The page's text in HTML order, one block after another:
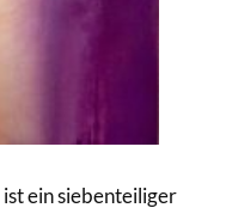
ein siebenteiliger